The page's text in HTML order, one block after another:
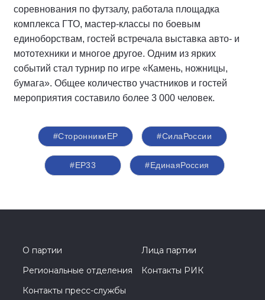
соревнования по футзалу, работала площадка
комплекса ГТО, мастер-классы по боевым
единоборствам, гостей встречала выставка авто- и
мототехники и многое другое. Одним из ярких
событий стал турнир по игре «Камень, ножницы,
бумага». Общее количество участников и гостей
мероприятия составило более 3 000 человек.
#СторонникиЕР #СилаРоссии
#ЕР33 #‎ЕдинаяРоссия
О партии
Лица партии
Региональные отделения
Контакты РИК
Контакты пресс-службы